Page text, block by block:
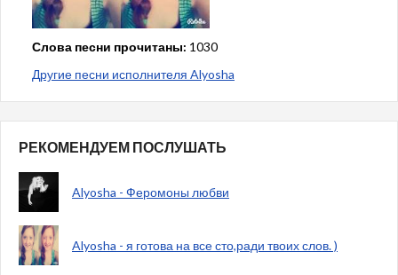
Слова песни прочитаны: 1030
Другие песни исполнителя Alyosha
РЕКОМЕНДУЕМ ПОСЛУШАТЬ
Alyosha - Феромоны любви
Alyosha - я готова на все сто,ради твоих слов. )